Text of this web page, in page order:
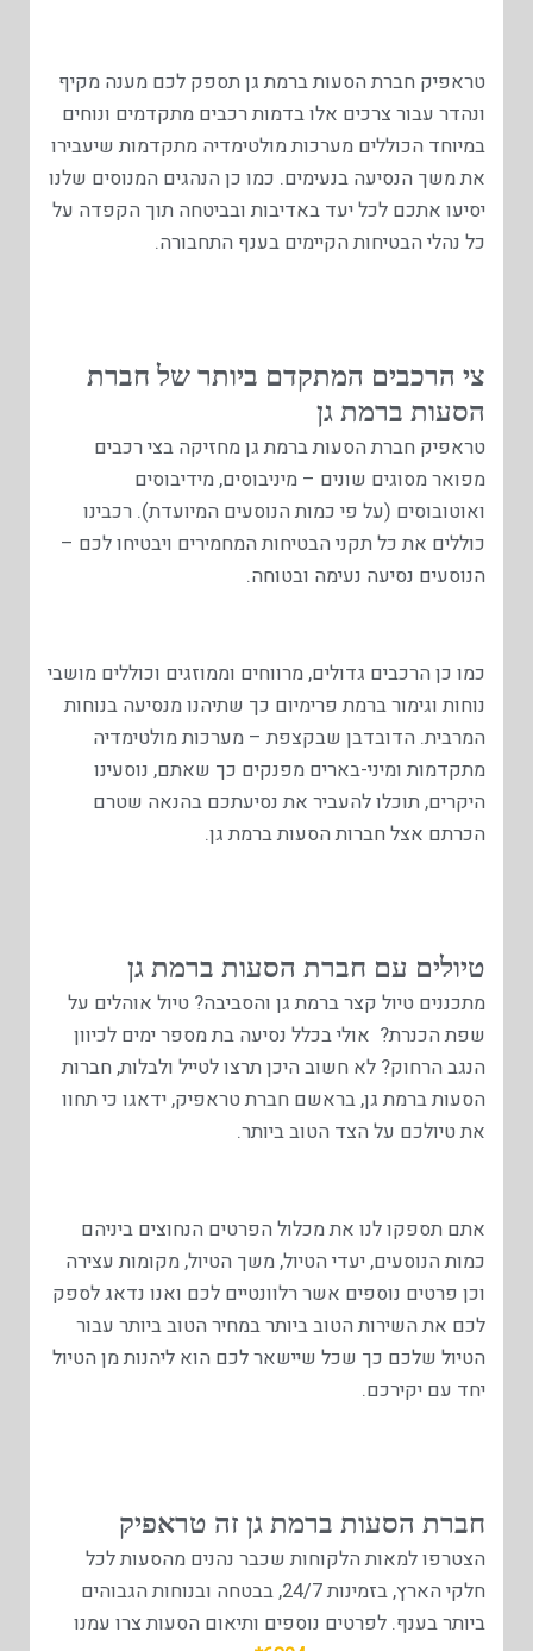
טראפיק חברת הסעות ברמת גן תספק לכם מענה מקיף
ונהדר עבור צרכים אלו בדמות רכבים מתקדמים ונוחים
במיוחד הכוללים מערכות מולטימדיה מתקדמות שיעבירו
את משך הנסיעה בנעימים. כמו כן הנהגים המנוסים שלנו
יסיעו אתכם לכל יעד באדיבות ובביטחה תוך הקפדה על
כל נהלי הבטיחות הקיימים בענף התחבורה.
צי הרכבים המתקדם ביותר של חברת
הסעות ברמת גן
טראפיק חברת הסעות ברמת גן מחזיקה בצי רכבים
מפואר מסוגים שונים – מיניבוסים, מידיבוסים
ואוטובוסים (על פי כמות הנוסעים המיועדת). רכבינו
כוללים את כל תקני הבטיחות המחמירים ויבטיחו לכם –
הנוסעים נסיעה נעימה ובטוחה.
כמו כן הרכבים גדולים, מרווחים וממוזגים וכוללים מושבי
נוחות וגימור ברמת פרימיום כך שתיהנו מנסיעה בנוחות
המרבית. הדובדבן שבקצפת – מערכות מולטימדיה
מתקדמות ומיני-בארים מפנקים כך שאתם, נוסעינו
היקרים, תוכלו להעביר את נסיעתכם בהנאה שטרם
הכרתם אצל חברות הסעות ברמת גן.
טיולים עם חברת הסעות ברמת גן
מתכננים טיול קצר ברמת גן והסביבה? טיול אוהלים על
שפת הכנרת? אולי בכלל נסיעה בת מספר ימים לכיוון
הנגב הרחוק? לא חשוב היכן תרצו לטייל ולבלות, חברות
הסעות ברמת גן, בראשם חברת טראפיק, ידאגו כי תחוו
את טיולכם על הצד הטוב ביותר.
אתם תספקו לנו את מכלול הפרטים הנחוצים ביניהם
כמות הנוסעים, יעדי הטיול, משך הטיול, מקומות עצירה
וכן פרטים נוספים אשר רלוונטיים לכם ואנו נדאג לספק
לכם את השירות הטוב ביותר במחיר הטוב ביותר עבור
הטיול שלכם כך שכל שיישאר לכם הוא ליהנות מן הטיול
יחד עם יקירכם.
חברת הסעות ברמת גן זה טראפיק
הצטרפו למאות הלקוחות שכבר נהנים מהסעות לכל
חלקי הארץ, בזמינות 24/7, בבטחה ובנוחות הגבוהים
ביותר בענף. לפרטים נוספים ותיאום הסעות צרו עמנו